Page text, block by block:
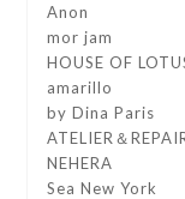
Anon
mor jam
HOUSE OF
amarillo
by Dina Paris
ATELIER＆
NEHERA
Sea New York